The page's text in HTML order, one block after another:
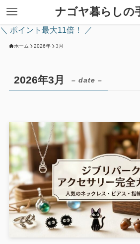
ナゴヤ暮らしの
＼ ポイント最大11倍！ ／
ホーム 2026年 3月
2026年3月 – date –